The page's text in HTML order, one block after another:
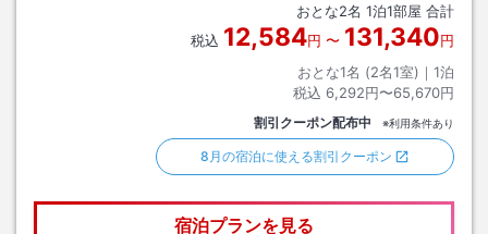
おとな2名 1泊1部屋 合計
税込 12,584円 〜 131,340円
おとな1名 (2名1室)｜ 1泊
税込 6,292円〜65,670円
割引クーポン配布中 ※利用条件あり
8月の宿泊に使える割引クーポン
宿泊プランを見る